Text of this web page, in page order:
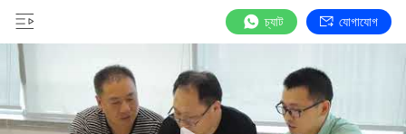
চ্যাট যোগাযোগ